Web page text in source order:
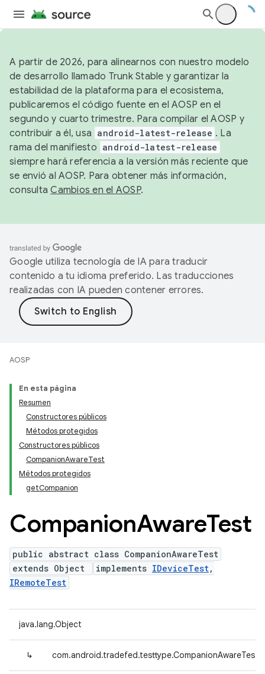
A partir de 2026, para alinearnos con nuestro modelo
de desarrollo llamado Trunk Stable y garantizar la
estabilidad de la plataforma para el ecosistema,
publicaremos el código fuente en el AOSP en el
segundo y cuarto trimestre. Para compilar el AOSP y
contribuir a él, usa android-latest-release . La
rama del manifiesto android-latest-release
siempre hará referencia a la versión más reciente que
se envió al AOSP. Para obtener más información,
consultaCambios en el AOSP.
Google utiliza tecnología de IA para traducir
contenido a tu idioma preferido. Las traducciones
realizadas con IA pueden contener errores.
AOSP
En esta página
Resumen
Constructores públicos
Métodos protegidos
Constructores públicos
CompanionAwareTest
Métodos protegidos
getCompanion
CompanionAwareTest
public abstract class CompanionAwareTest
extends Object
implements IDeviceTest,
IRemoteTest
java.lang.Object
↳ com.android.tradefed.testtype.CompanionAwareTest